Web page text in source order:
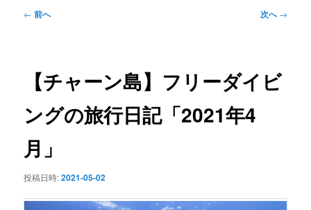
投
ョ
ン
← 前へ 次へ→
【チャーン島】フリーダイビ
ングの旅行日記「2021年4
月」
投稿日時:2021-05-02